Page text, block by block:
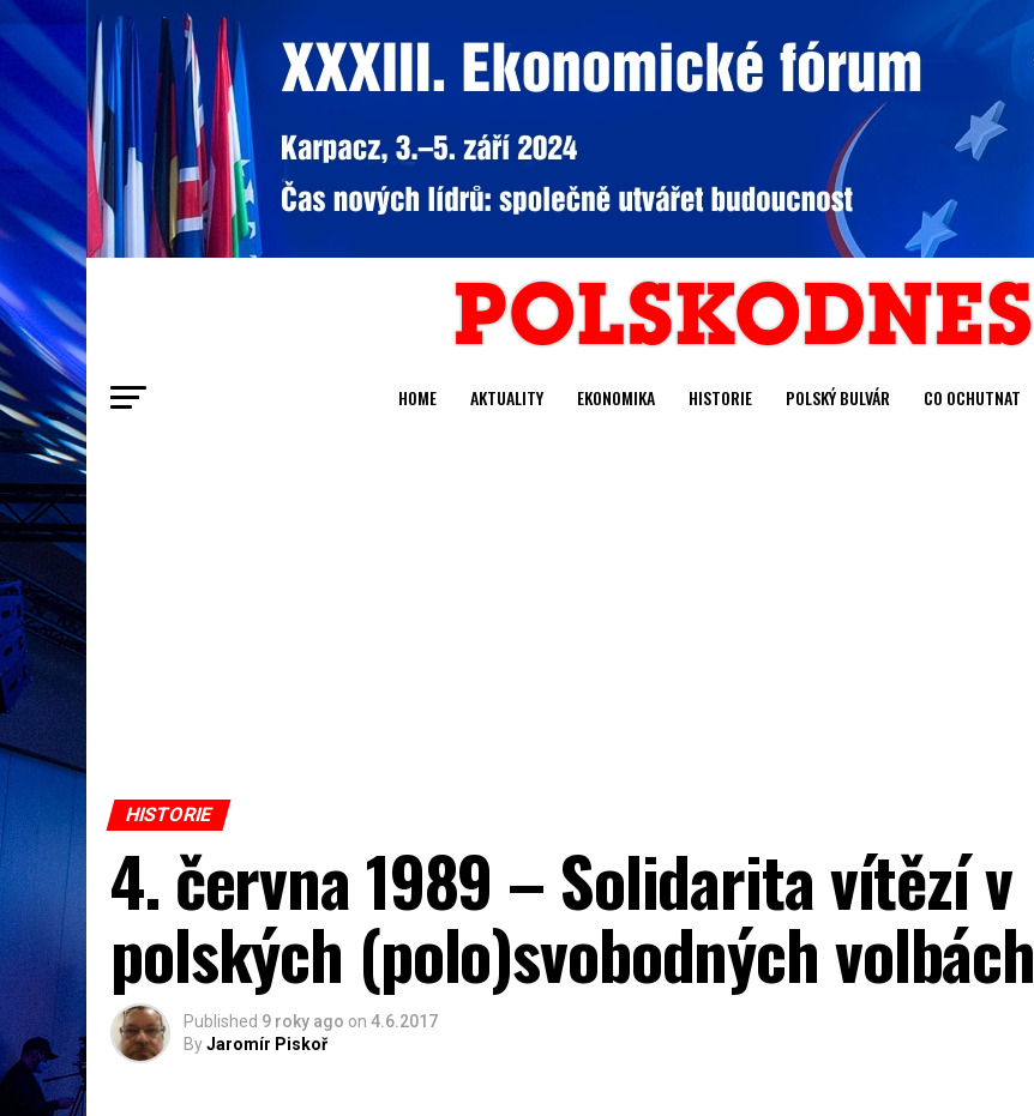
HOME AKTUALITY EKONOMIKA HISTORIE POLSKÝ BULVÁR CO OCHUTNAT
HISTORIE
4. června 1989 – Solidarita vítězí v
polských (polo)svobodných volbách
Published 9 roky ago on 4.6.2017
ByJaromír Piskoř